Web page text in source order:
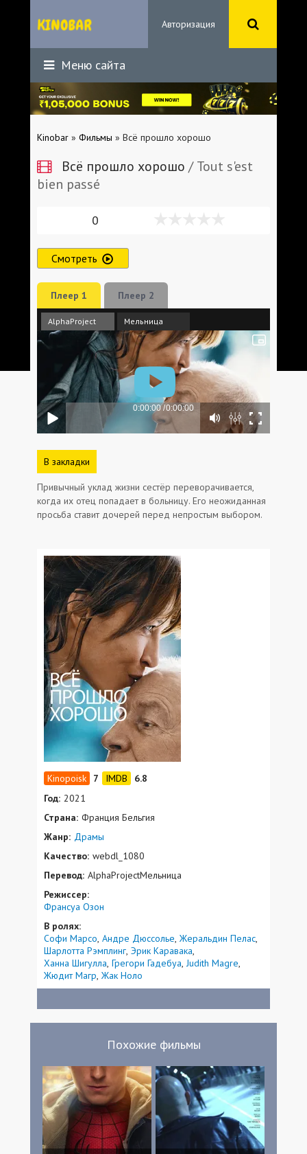
Авторизация
Меню сайта
Kinobar » Фильмы » Всё прошло хорошо
Всё прошло хорошо / Tout s'est
bien passé
0
Смотреть
Плеер 1 Плеер 2
AlphaProject Мельница
В закладки
Привычный уклад жизни сестёр переворачивается,
когда их отец попадает в больницу. Его неожиданная
просьба ставит дочерей перед непростым выбором.
7
6.8
Год: 2021
Страна: Франция Бельгия
Жанр: Драмы
Качество: webdl_1080
Перевод: AlphaProjectМельница
Режиссер:
Франсуа Озон
В ролях:
Софи Марсо Андре Дюссолье Жеральдин Пелас
Шарлотта Рэмплинг Эрик Каравака
Ханна Шигулла Грегори Гадебуа Judith Magre
Жюдит Магр Жак Ноло
Похожие фильмы